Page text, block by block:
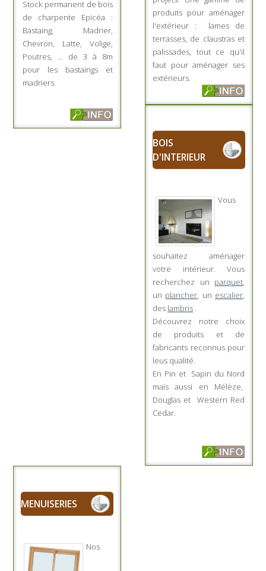
Stock permanent de bois
de charpente Epicéa :
Bastaing, Madrier,
Chevron, Latte, Volige,
Poutres, ... de 3 à 8m
pour les bastaings et
madriers.
produits pour aménager
l'extérieur : lames de
terrasses, de claustras et
palissades, tout ce qu'il
faut pour aménager ses
extérieurs.
BOIS
D'INTERIEUR
Vous
souhaitez aménager
votre intérieur. Vous
recherchez un parquet,
un plancher, un escalier,
des lambris .
Découvrez notre choix
de produits et de
fabricants reconnus pour
leus qualité.
En Pin et Sapin du Nord
mais aussi en Mélèze,
Douglas et Western Red
Cedar.
MENUISERIES
Nos